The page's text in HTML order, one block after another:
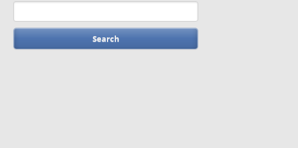
Keywords